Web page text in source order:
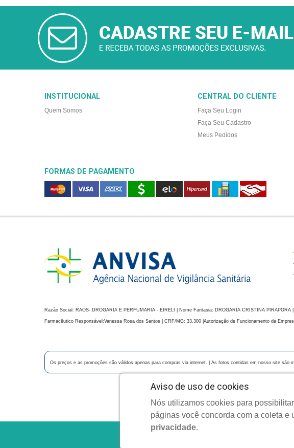
CADASTRAR
E-MAIL
INSTITUCIONAL
Quem Somos
CENTRAL DO CLIENTE
Faça Seu Login
Faça Seu Cadastro
Meus Pedidos
FORMAS DE PAGAMENTO
Razão Social: RAOS- DROGARIA E PERFUMARIA - EIRELI | Nome Fantasia: DROGARIA CRISTINA
Farmacêutico Responsável:Vanessa Rosa dos Santos | CRF/MG: 33.300 |Autorização de Funcionamento da
Os preços e as promoções são válidos apenas para compras via internet. | As fotos contidas em nosso site são
Copyright © 2024
Aviso de uso de cookies
Nós utilizamos cookies para
páginas você concorda com a coleta
privacidade.